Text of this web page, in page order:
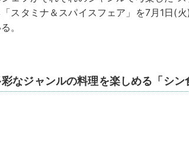
スタミナ＆スパイスフェア」を7月1日(
。
彩なジャンルの料理を楽しめる「シン